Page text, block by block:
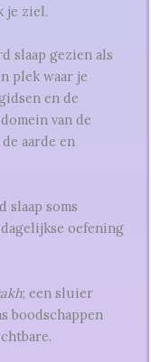
je ziel.
slaap gezien als
plek waar je
en de
van de
aarde en
slaap soms
dagelijkse oefening
; een sluier
boodschappen